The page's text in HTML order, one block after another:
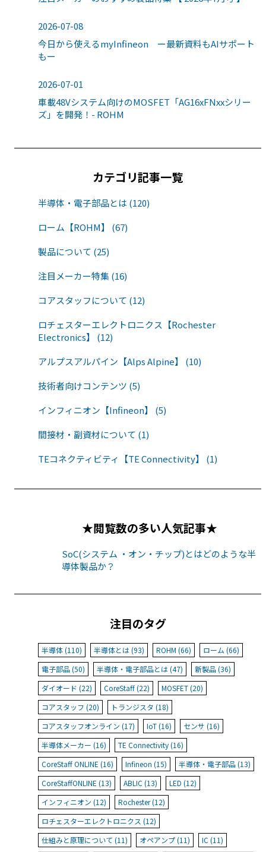
2026-07-08
今日から使えるmyInfineon ー最新資料もAIサポート
もー
2026-07-01
車載48Vシステム向けのMOSFET「AG16xFNxxシリー
ズ」を開発！- ROHM
カテゴリ記事一覧
半導体・電子部品とは (120)
ローム【ROHM】 (67)
製品について (25)
注目メーカー特集 (16)
コアスタッフについて (12)
ロチェスターエレクトロニクス【Rochester
Electronics】 (12)
アルプスアルパイン【Alps Alpine】 (10)
技術者向けコンテンツ (5)
インフィニオン【Infineon】 (5)
間接材・副資材について (1)
TEコネクティビティ【TE Connectivity】 (1)
★閲覧数の多い人気記事★
SoC(システム ・オン・チップ)とはどのような半
導体製品か？
注目のタグ
半導体 (110) 半導体とは (93) ROHM (66)
ローム (66)
電子部品 (50)
半導体・電子部品とは (47)
新製品 (36)
ダイオード (22)
CoreStaff (22)
MOSFET (20)
コアスタッフ (20)
トランジスタ (18)
コアスタッフオンライン (17)
IoT (16)
センサ (16)
半導体メーカー (16)
TE Connectivity (16)
CoreStaff ONLINE (16)
Infineon (15)
半導体・電子部品 (13)
CoreStaffONLINE (13)
ABLIC (13)
LED (12)
インフィニオン (12)
Rochester (12)
ロチェスターエレクトロニクス (12)
仕組みと原理について (11)
オペアンプ (11)
IC (11)